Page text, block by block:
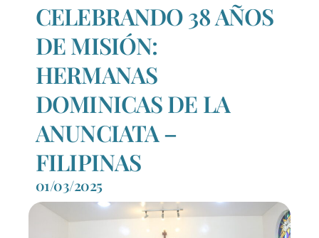
Vocacions
Notícies
Recursos
Contacte
CELEBRANDO 38 AÑOS
DE MISIÓN:
HERMANAS
DOMINICAS DE LA
ANUNCIATA –
FILIPINAS
01/03/2025